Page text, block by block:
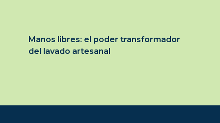
Manos libres: el poder transformador
del lavado artesanal